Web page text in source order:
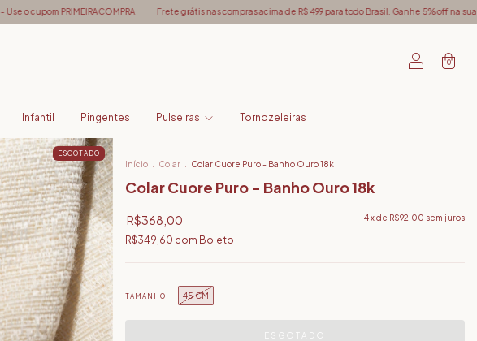
Frete grátis nas compras acima de R$ 499 para todo Brasil. Ganhe 5% off na sua primeira compra - Use
0
Infantil Pingentes Pulseiras Tornozeleiras
ESGOTADO
Início Colar Colar Cuore Puro - Banho Ouro 18k
Colar Cuore Puro - Banho Ouro 18k
R$368,00 4x de R$92,00 sem juros
R$349,60 com Boleto
TAMANHO 45 CM